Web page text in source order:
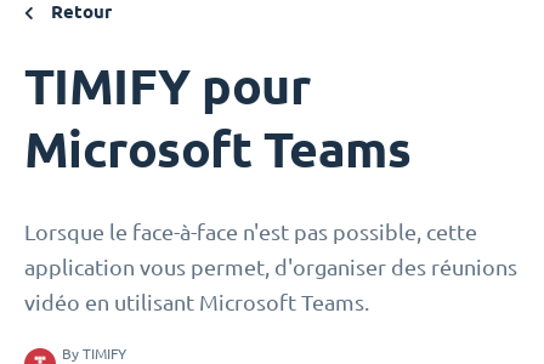
Retour
TIMIFY pour
Microsoft Teams
Lorsque le face-à-face n'est pas possible, cette
application vous permet, d'organiser des réunions
vidéo en utilisant Microsoft Teams.
By TIMIFY